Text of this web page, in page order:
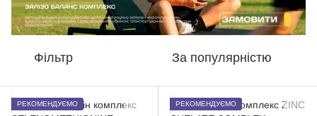
Фільтр За популярністю
РЕКОМЕНДУЄМО РЕКОМЕНДУЄМО